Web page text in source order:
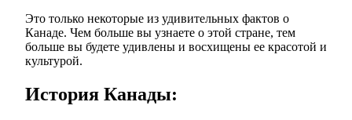
Это только некоторые из удивительных фактов о
Канаде. Чем больше вы узнаете о этой стране, тем
больше вы будете удивлены и восхищены ее красотой и
культурой.
История Канады: